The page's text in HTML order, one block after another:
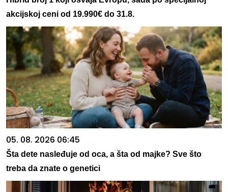
akcijskoj ceni od 19.990€ do 31.8.
05. 08. 2026 06:45
Šta dete nasleđuje od oca, a šta od majke? Sve što
treba da znate o genetici